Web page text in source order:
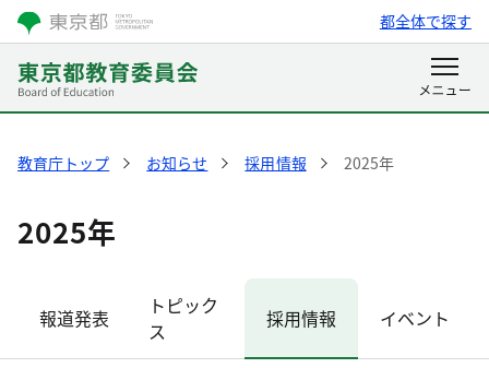
都全体で探す
教育庁トップ お知らせ 採用情報 2025年
2025年
報道発表
トピック
ス
採用情報 イベント